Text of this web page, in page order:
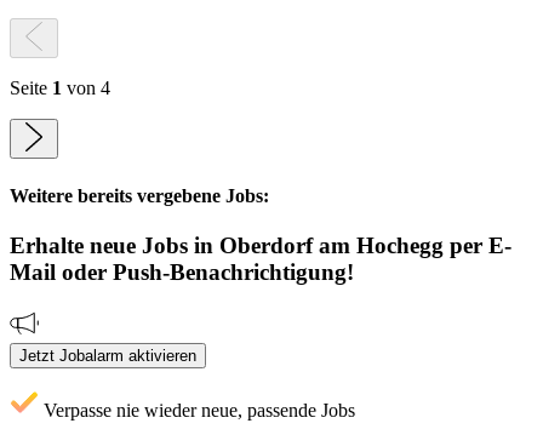
Seite 1 von 4
Weitere bereits vergebene Jobs:
Erhalte neue Jobs in Oberdorf am Hochegg per E-
Mail oder Push-Benachrichtigung!
Jetzt Jobalarm aktivieren
Verpasse nie wieder neue, passende Jobs